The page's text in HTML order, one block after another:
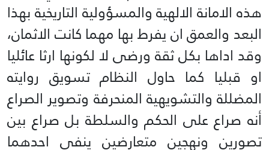
هذه الامانة الالهية والمسؤولية التاريخية بهذا
البعد والعمق ان يفرط بها مهما كانت الاثمان،
وقد اداها بكل ثقة ورضى لا لكونها ارثا عائليا
او قبليا كما حاول النظام تسويق روايته
المضللة والتشويهية المنحرفة وتصوير الصراع
أنه صراع على الحكم والسلطة بل صراع بين
تصورين ونهجين متعارضين ينفي احدهما